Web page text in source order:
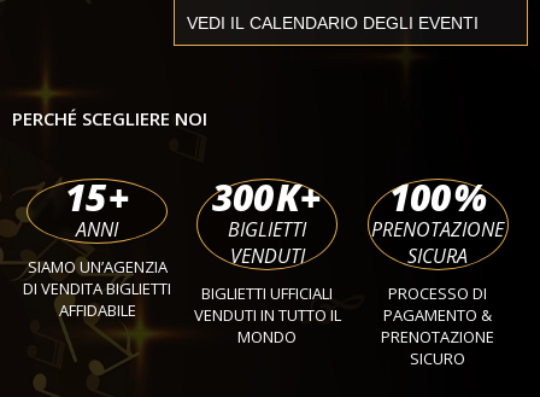
PERCHÉ SCEGLIERE NOI
15+
ANNI
SIAMO UN’AGENZIA
DI VENDITA BIGLIETTI
AFFIDABILE
300K+
BIGLIETTI
VENDUTI
BIGLIETTI UFFICIALI
VENDUTI IN TUTTO IL
MONDO
100%
PRENOTAZIONE
SICURA
PROCESSO DI
PAGAMENTO &
PRENOTAZIONE
SICURO